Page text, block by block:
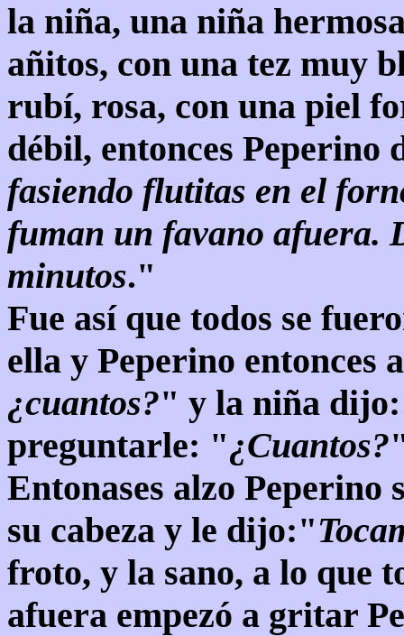
la niña, una niña
añitos, con una tez muy
rubí, rosa, con una piel
débil, entonces Peperino
fasiendo flutitas en el
fuman un favano afuera.
minutos."
Fue así que todos se
ella y Peperino
¿cuantos?" y la niña
preguntarle: "¿Cuantos?
Entonases alzo Peperino
su cabeza y le dijo:"
froto, y la sano, a lo que
afuera empezó a gritar